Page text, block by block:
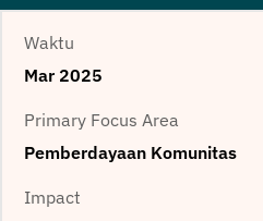
Waktu
Mar 2025
Primary Focus Area
Pemberdayaan Komunitas
Impact